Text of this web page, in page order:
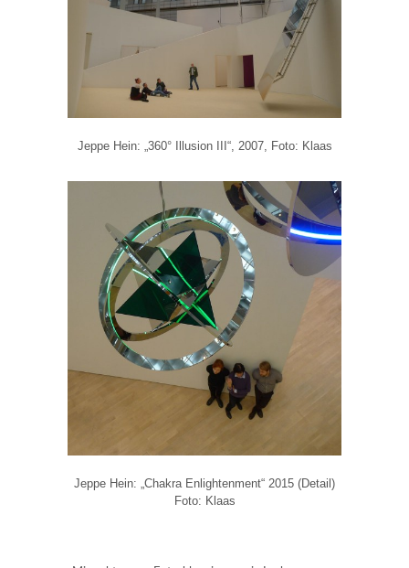
Jeppe Hein: „360° Illusion III“, 2007, Foto: Klaas
Jeppe Hein: „Chakra Enlightenment“ 2015 (Detail)
Foto: Klaas